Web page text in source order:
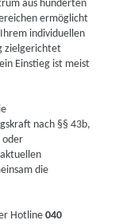
aus hunderten
ermöglicht
individuellen
zielgerichtet
Einstieg ist meist
nach §§ 43b,
oder
die
Hotline040